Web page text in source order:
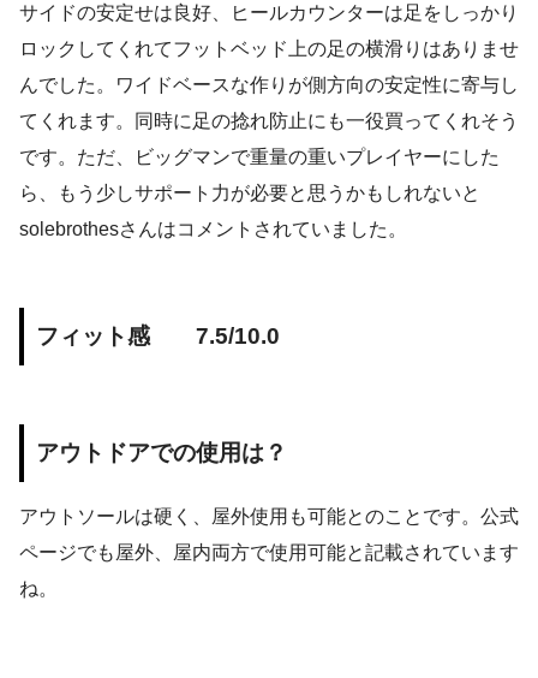
サイドの安定せは良好、ヒールカウンターは足をしっかり
ロックしてくれてフットベッド上の足の横滑りはありませ
んでした。ワイドベースな作りが側方向の安定性に寄与し
てくれます。同時に足の捻れ防止にも一役買ってくれそう
です。ただ、ビッグマンで重量の重いプレイヤーにした
ら、もう少しサポート力が必要と思うかもしれないと
solebrothesさんはコメントされていました。
フィット感 7.5/10.0
アウトドアでの使用は？
アウトソールは硬く、屋外使用も可能とのことです。公式
ページでも屋外、屋内両方で使用可能と記載されています
ね。